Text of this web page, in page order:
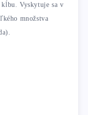
Vyskytuje sa v
množstva